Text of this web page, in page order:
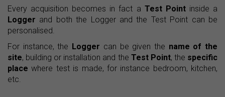
Every acquisition becomes in fact a Test Pointinside a
Logger and both the Logger and the Test Point can be
personalised.
For instance, the Logger can be given the name of the
site, building or installation and the Test Point, the specific
place where test is made, for instance bedroom, kitchen,
etc.